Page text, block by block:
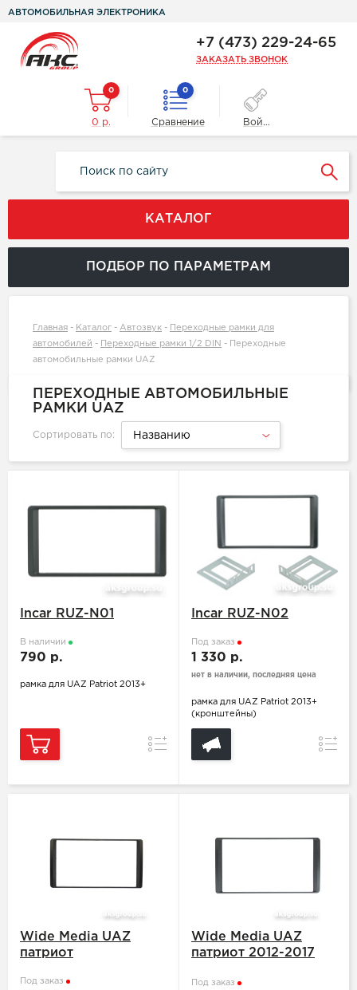
АВТОМОБИЛЬНАЯ ЭЛЕКТРОНИКА
+7 (473) 229-24-65
ЗАКАЗАТЬ ЗВОНОК
0
0 р.
0
Сравнение Войти
КАТАЛОГ
ПОДБОР ПО ПАРАМЕТРАМ
Главная - Каталог - Автозвук -
Переходные рамки для
автомобилей - Переходные рамки 1/2 DIN -
Переходные
автомобильные рамки UAZ
ПЕРЕХОДНЫЕ АВТОМОБИЛЬНЫЕ
РАМКИ UAZ
Сортировать по: Названию
Incar RUZ-N01
В наличии
790 р.
рамка для UAZ Patriot 2013+
Сравнение
Incar RUZ-N02
Под заказ
1 330 р.
нет в наличии, последняя цена
рамка для UAZ Patriot 2013+
(кронштейны)
Wide Media UAZ
патриот
Под заказ
Wide Media UAZ
патриот 2012-2017
Под заказ